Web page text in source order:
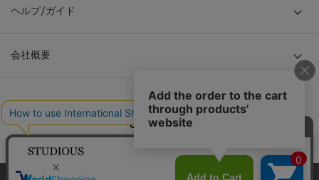
ヘルプ/ガイド
会社概要
© TOKYO BASE CO., LTD